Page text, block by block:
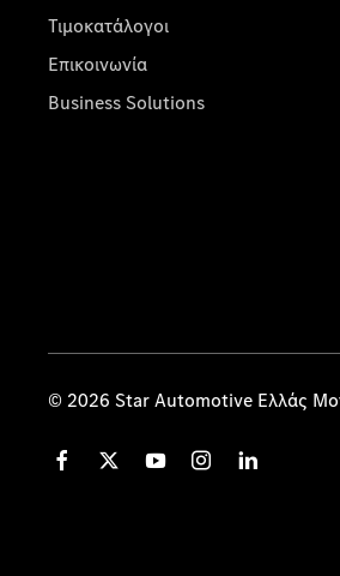
Τιμοκατάλογοι
Επικοινωνία
Business Solutions
© 2026 Star Automotive Ελλάς